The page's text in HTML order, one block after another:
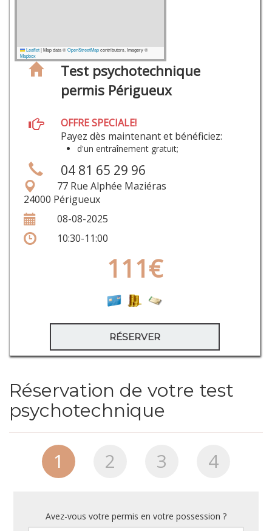
Leaflet |Map data ©OpenStreetMapcontributors, Imagery ©
Mapbox
Test psychotechnique
permis Périgueux
OFFRE SPECIALE!
Payez dès maintenant et bénéficiez:
d'un entraînement gratuit;
04 81 65 29 96
77 Rue Alphée Maziéras
24000 Périgueux
08-08-2025
10:30-11:00
111€
RÉSERVER
Réservation de votre test
psychotechnique
1 2 3 4
Avez-vous votre permis en votre possession ?